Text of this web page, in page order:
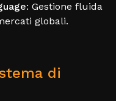
: Gestione fluida
globali.
di